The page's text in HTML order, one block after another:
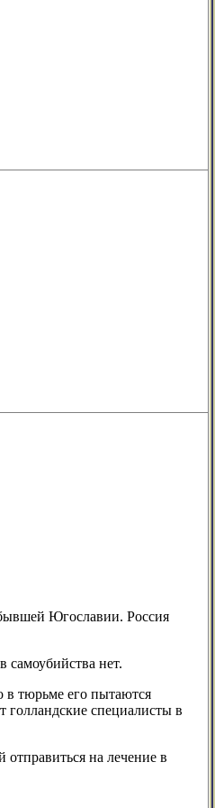
Югославии. Россия
самоубийства нет.
в тюрьме его пытаются
голландские специалисты в
на лечение в